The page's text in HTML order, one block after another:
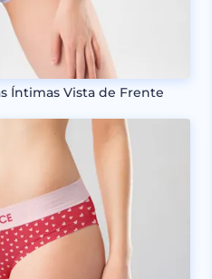
Íntimas Vista de Frente